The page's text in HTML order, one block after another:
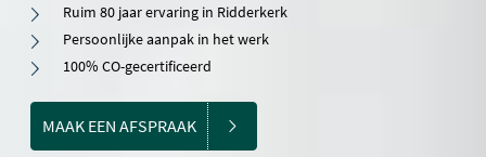
Ruim 80 jaar ervaring in Ridderkerk
Persoonlijke aanpak in het werk
100% CO-gecertificeerd
MAAK EEN AFSPRAAK